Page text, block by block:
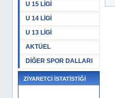
U 15 LİGİ
U 14 LİGİ
U 13 LİGİ
AKTÜEL
DİĞER SPOR DALLARI
ZİYARETCİ İSTATİSTİĞİ